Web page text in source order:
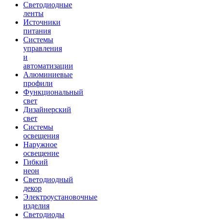
Светодиодные
ленты
Источники
питания
Системы
управления
и
автоматизации
Алюминиевые
профили
Функциональный
свет
Дизайнерский
свет
Системы
освещения
Наружное
освещение
Гибкий
неон
Светодиодный
декор
Электроустановочные
изделия
Светодиоды